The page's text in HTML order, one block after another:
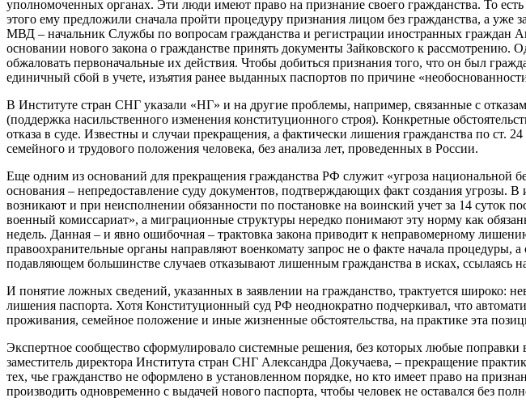
уполномоченных органах. Эти люди имеют право на признание своего гражданства. То
этого ему предложили сначала пройти процедуру признания лицом без гражданства, а уже
МВД – начальник Службы по вопросам гражданства и регистрации иностранных граждан
основании нового закона о гражданстве принять документы Зайковского к
обжаловать первоначальные их действия. Чтобы добиться признания того, что он был
единичный сбой в учете, изъятия ранее выданных паспортов по причине
В Институте стран СНГ указали «НГ» и на другие проблемы, например, связанные с
(поддержка насильственного изменения конституционного строя). Конкретные
отказа в суде. Известны и случаи прекращения, а фактически лишения гражданства по ст.
семейного и трудового положения человека, без анализа лет, проведенных в России.
Еще одним из оснований для прекращения гражданства РФ служит «угроза национальной
основания – непредоставление суду документов, подтверждающих факт создания угрозы.
возникают и при неисполнении обязанности по постановке на воинский учет за 14 суток
военный комиссариат», а миграционные структуры нередко понимают эту норму как
недель. Данная – и явно ошибочная – трактовка закона приводит к неправомерному
правоохранительные органы направляют военкомату запрос не о факте начала процедуры,
подавляющем большинстве случаев отказывают лишенным гражданства в исках, ссылаясь
И понятие ложных сведений, указанных в заявлении на гражданство, трактуется широко:
лишения паспорта. Хотя Конституционный суд РФ неоднократно подчеркивал, что
проживания, семейное положение и иные жизненные обстоятельства, на практике эта
Экспертное сообщество сформулировало системные решения, без которых любые
заместитель директора Института стран СНГ Александра Докучаева, – прекращение
тех, чье гражданство не оформлено в установленном порядке, но кто имеет право на
производить одновременно с выдачей нового паспорта, чтобы человек не оставался без